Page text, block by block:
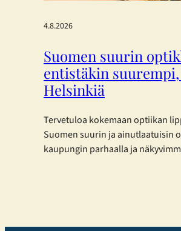
4.8.2026
Suomen suurin
entistäkin suurempi,
Helsinkiä
Tervetuloa kokemaan optiikan
Suomen suurin ja ainutlaatuisin
kaupungin parhaalla ja